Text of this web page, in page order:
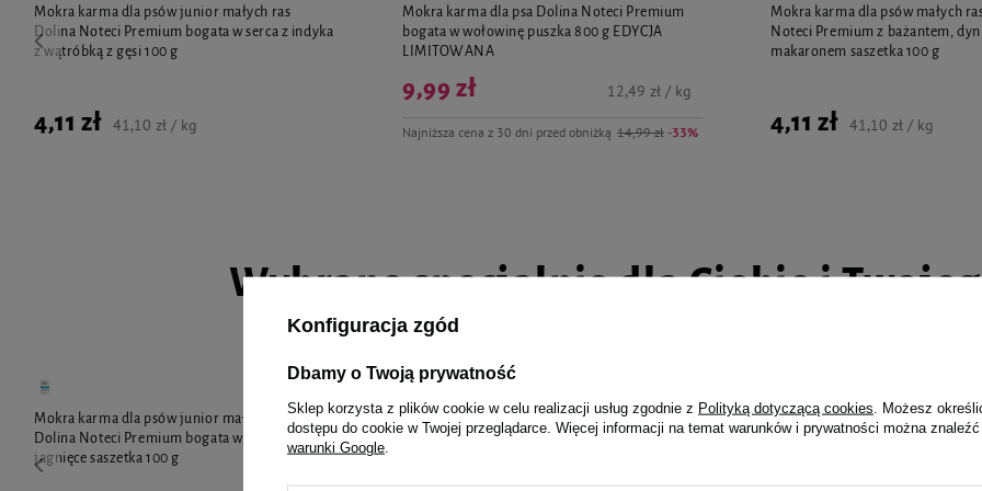
Mokra karma dla psów junior małych ras
Dolina Noteci Premium bogata w serca z indyka
z wątróbką z gęsi 100 g
4,11 zł 41,10 zł / kg
Mokra karma dla psa Dolina Noteci Premium
bogata w wołowinę puszka 800 g EDYCJA
LIMITOWANA
Najniższa cena z 30 dni przed obniżką 14,99 zł -33%
9,99 zł 12,49 zł / kg
Mokra karma dla psów małych
Noteci Premium z bażantem,
makaronem saszetka 100 g
4,11 zł 41,10 zł / kg
Wybrane specjalnie dla Ciebie i
Mokra karma dla psów junior małych ras
Dolina Noteci Premium bogata w żołądki
jagnięce saszetka 100 g
Mokra karma dla psa Dolina Noteci Premium
bogata w jagnięcinę puszka 800 g EDYCJA
Mokra karma dla psów małych
Noteci Premium z bażantem,
Konfiguracja zgód
Dbamy o Twoją prywatność
Sklep korzysta z plików cookie w celu realizacji usług zgodnie z Polityką dotyczącą cookies . Możesz
dostępu do cookie w Twojej przeglądarce. Więcej informacji na temat warunków i prywatności można
warunki Google